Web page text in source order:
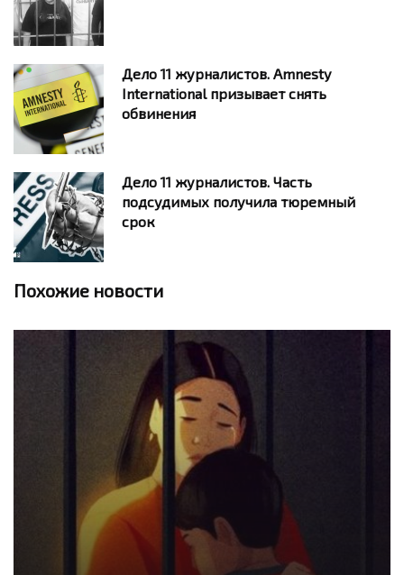
Дело 11 журналистов. Amnesty
International призывает снять
обвинения
Дело 11 журналистов. Часть
подсудимых получила тюремный
срок
Похожие новости